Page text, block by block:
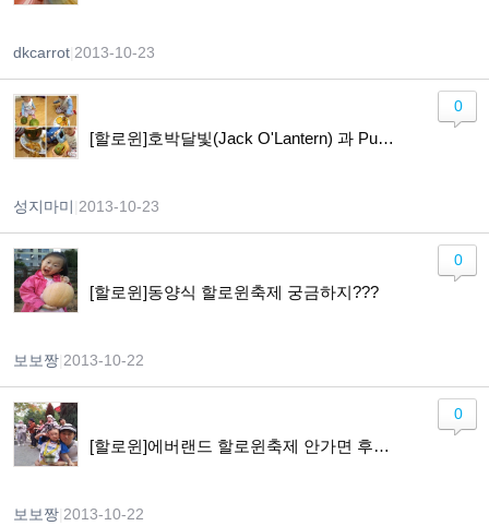
dkcarrot 2013-10-23
[할로윈]호박달빛(Jack O'Lantern) 과 Pumpkin Ice Cream만들기
성지마미 2013-10-23
0
[할로윈]동양식 할로윈축제 궁금하지???
보보짱 2013-10-22
0
[할로윈]에버랜드 할로윈축제 안가면 후회!!!
보보짱 2013-10-22
0